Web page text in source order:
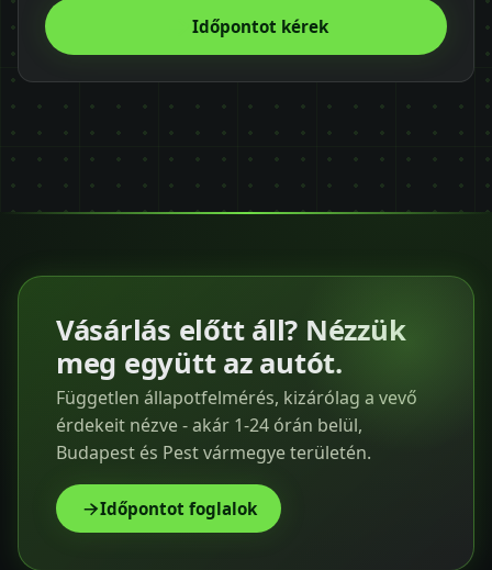
Időpontot kérek
Vásárlás előtt áll? Nézzük
meg együtt az autót.
Független állapotfelmérés, kizárólag a vevő
érdekeit nézve - akár 1-24 órán belül,
Budapest és Pest vármegye területén.
Időpontot foglalok